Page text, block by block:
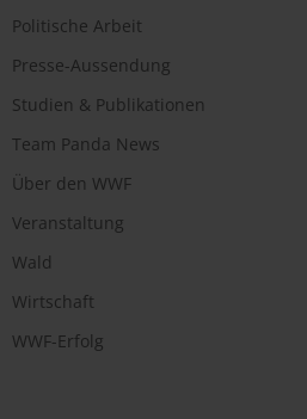
Politische Arbeit
Presse-Aussendung
Studien & Publikationen
Team Panda News
Über den WWF
Veranstaltung
Wald
Wirtschaft
WWF-Erfolg